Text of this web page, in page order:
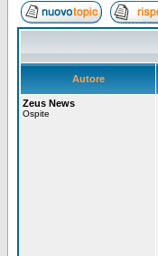
Autore
Zeus News
Ospite